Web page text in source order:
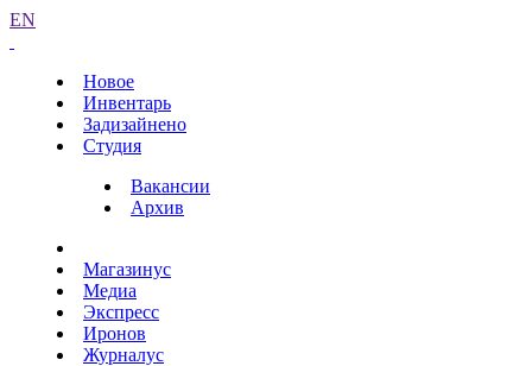
EN
Новое
Инвентарь
Задизайнено
Студия
Вакансии
Архив
Магазинус
Медиа
Экспресс
Иронов
Журналус